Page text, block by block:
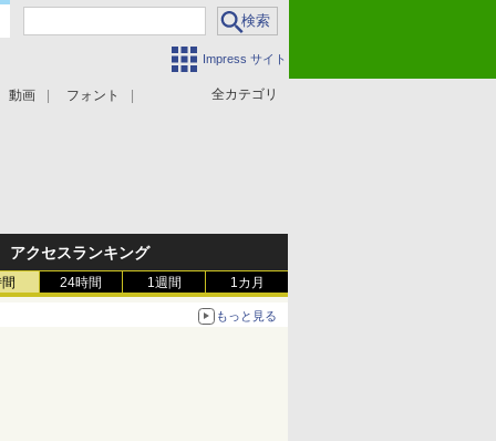
Impress サイト
全カテゴリ
動画 フォント
アクセスランキング
24時間 1週間 1カ月
もっと見る